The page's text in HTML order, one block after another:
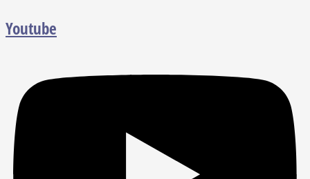
Youtube